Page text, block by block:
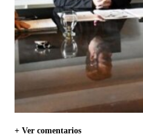
+ Ver comentarios